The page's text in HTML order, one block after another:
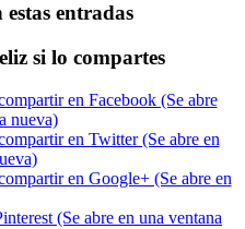
entradas
si lo compartes
en Facebook (Se abre
nueva)
en Twitter (Se abre en
en Google+ (Se abre en
(Se abre en una ventana